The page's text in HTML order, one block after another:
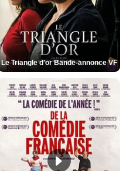
Le Triangle d'or Bande-annonce VF